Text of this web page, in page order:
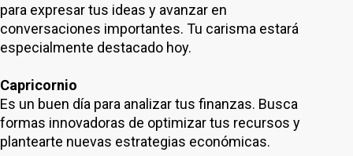
para expresar tus ideas y avanzar en
conversaciones importantes. Tu carisma estará
especialmente destacado hoy.
Capricornio
Es un buen día para analizar tus finanzas. Busca
formas innovadoras de optimizar tus recursos y
plantearte nuevas estrategias económicas.